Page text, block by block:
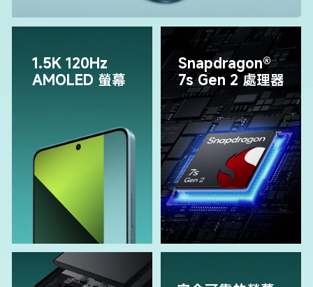
1.5K 120Hz
AMOLED 螢幕
Snapdragon®
7s Gen 2 處理器